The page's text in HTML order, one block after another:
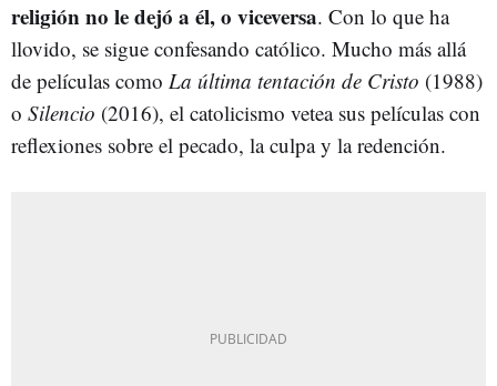
religión no le dejó a él, o viceversa. Con lo que ha
llovido, se sigue confesando católico. Mucho más allá
de películas como La última tentación de Cristo (1988)
o Silencio (2016), el catolicismo vetea sus películas con
reflexiones sobre el pecado, la culpa y la redención.